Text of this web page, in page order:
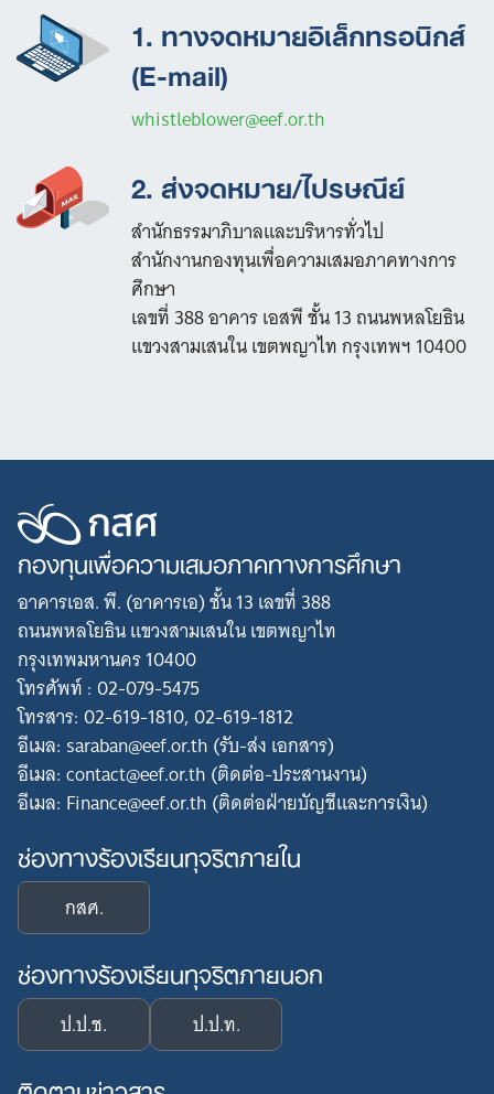
Search
for:
1.ทางจดหมายอิเล็กทรอนิกส์
(E-mail)
whistleblower@eef.or.th
2.ส่งจดหมาย/ไปรษณีย์
สำนักธรรมาภิบาลและบริหารทั่วไป
สำนักงานกองทุนเพื่อความเสมอภาคทางการ
ศึกษา
เลขที่ 388 อาคาร เอสพี ชั้น 13 ถนนพหลโยธิน
แขวงสามเสนใน เขตพญาไท กรุงเทพฯ 10400
กองทุนเพื่อความเสมอภาคทางการศึกษา
อาคารเอส. พี. (อาคารเอ) ชั้น 13 เลขที่ 388
ถนนพหลโยธิน แขวงสามเสนใน เขตพญาไท
กรุงเทพมหานคร 10400
โทรศัพท์ : 02-079-5475
โทรสาร: 02-619-1810, 02-619-1812
อีเมล: saraban@eef.or.th (รับ-ส่ง เอกสาร)
อีเมล: contact@eef.or.th (ติดต่อ-ประสานงาน)
อีเมล: Finance@eef.or.th (ติดต่อฝ่ายบัญชีและการเงิน)
ช่องทางร้องเรียนทุจริตภายใน
กสศ.
ช่องทางร้องเรียนทุจริตภายนอก
ป.ป.ช. ป.ป.ท.